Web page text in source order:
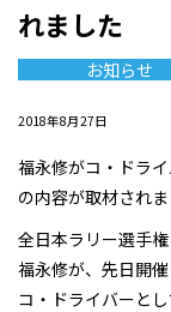
れました
お知らせ
2018年8月27日
福永修がコ・ドラ
の内容が取材され
全日本ラリー選手
福永修が、先日開
コ・ドライバーと